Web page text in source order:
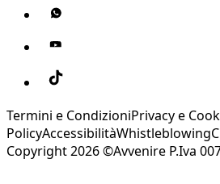
Termini e CondizioniPrivacy e
PolicyAccessibilitàWhistleblowing
Copyright 2026 ©Avvenire P.Iva